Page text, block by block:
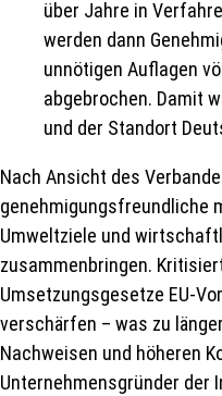
über Jahre in
werden dann
unnötigen Auflagen
abgebrochen. Damit
und der Standort
Nach Ansicht des
genehmigungsfreundliche
Umweltziele und
zusammenbringen.
Umsetzungsgesetze EU-
verschärfen – was zu
Nachweisen und höheren
Unternehmensgründer der